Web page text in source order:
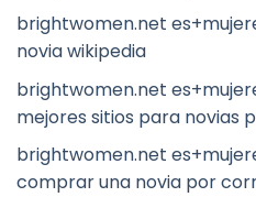
brightwomen.net
novia wikipedia
brightwomen.net
mejores sitios para novias
brightwomen.net
comprar una novia por